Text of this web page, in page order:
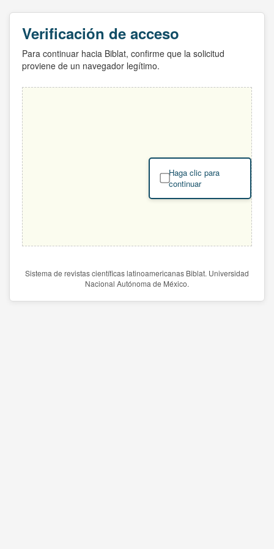
Verificación de acceso
Para continuar hacia Biblat, confirme que la solicitud
proviene de un navegador legítimo.
Haga clic para
continuar
Sistema de revistas científicas latinoamericanas Biblat. Universidad
Nacional Autónoma de México.